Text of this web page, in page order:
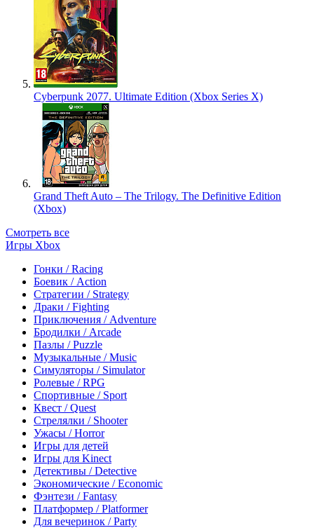
Cyberpunk 2077. Ultimate Edition (Xbox Series X)
Grand Theft Auto – The Trilogy. The Definitive Edition
(Xbox)
Смотреть все
Игры Xbox
Гонки / Racing
Боевик / Action
Стратегии / Strategy
Драки / Fighting
Приключения / Adventure
Бродилки / Arcade
Пазлы / Puzzle
Музыкальные / Music
Симуляторы / Simulator
Ролевые / RPG
Спортивные / Sport
Квест / Quest
Стрелялки / Shooter
Ужасы / Horror
Игры для детей
Игры для Kinect
Детективы / Detective
Экономические / Economic
Фэнтези / Fantasy
Платформер / Platformer
Для вечеринок / Party